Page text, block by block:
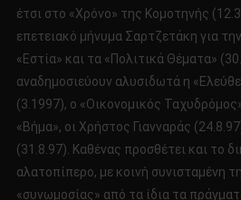
έτσι στο «Χρόνο» της Κομοτηνής
επετειακό μήνυμα Σαρτζετάκη για
«Εστία» και τα «Πολιτικά Θέματα»
αναδημοσιεύουν αλυσιδωτά η
(3.1997), ο «Οικονομικός
«Βήμα», οι Χρήστος Γιανναράς
(31.8.97). Καθένας προσθέτει και το
αλατοπίπερο, με κοινή συνισταμένη
«συνωμοσίας» από τα ίδια τα